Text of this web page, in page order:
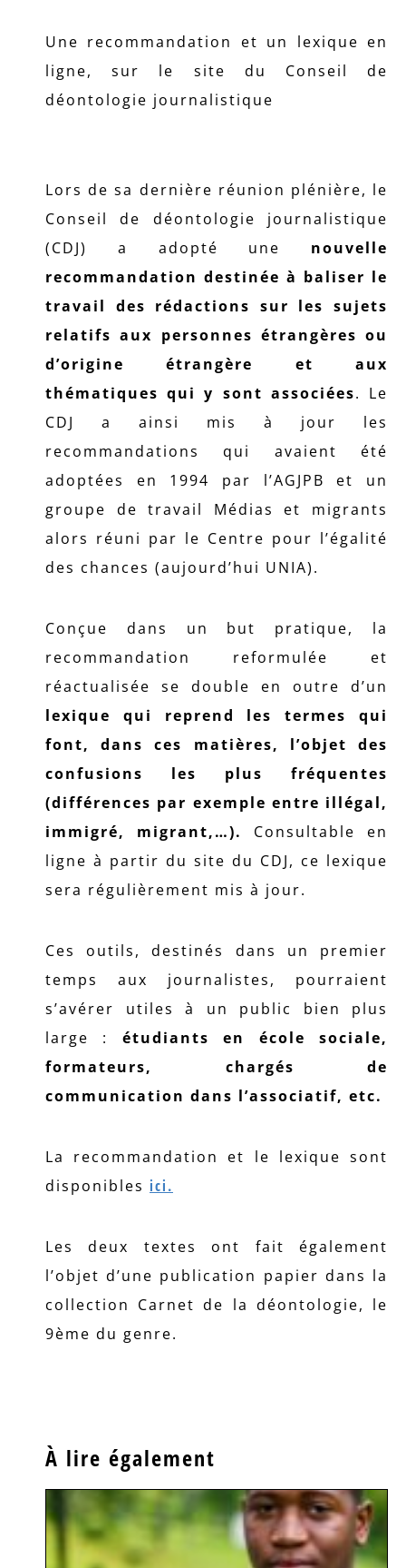
Une recommandation et un lexique en
ligne, sur le site du Conseil de
déontologie journalistique
Lors de sa dernière réunion plénière, le
Conseil de déontologie journalistique
(CDJ) a adopté une nouvelle
recommandation destinée à baliser le
travail des rédactions sur les sujets
relatifs aux personnes étrangères ou
d’origine étrangère et aux
thématiques qui y sont associées. Le
CDJ a ainsi mis à jour les
recommandations qui avaient été
adoptées en 1994 par l’AGJPB et un
groupe de travail Médias et migrants
alors réuni par le Centre pour l’égalité
des chances (aujourd’hui UNIA).
Conçue dans un but pratique, la
recommandation reformulée et
réactualisée se double en outre d’un
lexique qui reprend les termes qui
font, dans ces matières, l’objet des
confusions les plus fréquentes
(différences par exemple entre illégal,
immigré, migrant,…).
Consultable en
ligne à partir du site du CDJ, ce lexique
sera régulièrement mis à jour.
Ces outils, destinés dans un premier
temps aux journalistes, pourraient
s’avérer utiles à un public bien plus
large : étudiants en école sociale,
formateurs, chargés de
communication dans l’associatif, etc.
La recommandation et le lexique sont
disponibles ici.
Les deux textes ont fait également
l’objet d’une publication papier dans la
collection Carnet de la déontologie, le
9ème du genre.
À lire également